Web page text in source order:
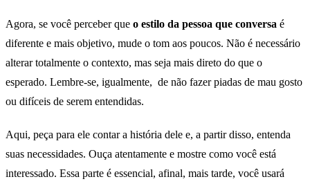
Agora, se você perceber que o estilo da pessoa que conversa é
diferente e mais objetivo, mude o tom aos poucos. Não é necessário
alterar totalmente o contexto, mas seja mais direto do que o
esperado. Lembre-se, igualmente, de não fazer piadas de mau gosto
ou difíceis de serem entendidas.
Aqui, peça para ele contar a história dele e, a partir disso, entenda
suas necessidades. Ouça atentamente e mostre como você está
interessado. Essa parte é essencial, afinal, mais tarde, você usará